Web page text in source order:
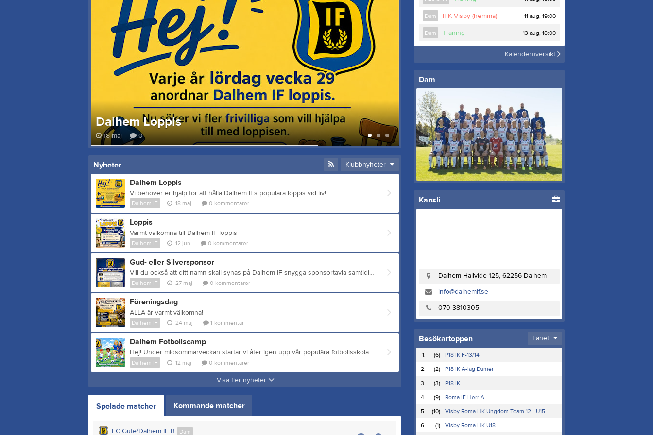
Dalhem Loppis
18 maj 0
Loppis
12 jun 0
Nyheter Klubbnyheter
Dalhem Loppis
Vi behöver er hjälp för att hålla Dalhem IFs populära loppis vid liv!
Dalhem IF 18 maj 0 kommentarer
Loppis
Varmt välkomna till Dalhem IF loppis
Dalhem IF 12 jun 0 kommentarer
Gud- eller Silversponsor
Vill du också att ditt namn skall synas på Dalhem IF snygga sponsortavla samtidigt som du gör en god gärning? Då skall du bli Guld- eller Silversponsor!
Dalhem IF 27 maj 0 kommentarer
Föreningsdag
ALLA är varmt välkomna!
Dalhem IF 24 maj 1 kommentar
Dalhem Fotbollscamp
Hej! Under midsommarveckan startar vi åter igen upp vår populära fotbollsskola detta år under Dalhem IFs egna regi Dalhems fotbollscamp. Under fyra eftermiddagar - måndag 15/6 t o m torsdag 18/6 kl 13:30-17:00 - får ditt barn träna fotboll och delta i andra roliga aktiviteter. Vi delar upp barnen i mindre grupper efter ålder. Fotbollscamp riktar sig till barn födda 2020-2013 Anmälningsavgiften för icke-medlemmar 700kr. Medlemmar betalar 600kr. Alla barn kommer att få en egen vattenflaska och tröja första dagen som sedan ska tas med varje dag. Barnen behöver ta med sig fotbollsskor, benskydd och kläder efter väder. I slutet av veckan får man en varsin boll och ett diplom. Vi erbjuder möjligheten att vi hämtar barn på fritids och förskola i Dalhem efter överenskommelse. Överenskomelsen gör antingen via telefon eller mejl. Varje åldersgrupp kommer att han sina egna ledare under veckan och det kommer att finnas minst två vuxna ledare på plats varje dag. Under eftermiddagen bjuder vi på mellanmål (mackor, dryck och frukt - glöm inte att ange i anmälan om ditt barn har allergier). Vi hoppas att vi ses på Fotbollscamp 2026! Välkommen! ANMÄLAN STÄNGER SÖNDAG 24/5! Anmälan fotbollscamp
Dalhem IF 12 maj 0 kommentarer
Visa fler nyheter
Spelade matcher Kommande matcher
Dam
FC Gute/Dalhem IF B
Dam IFK Visby (hemma) 11 aug, 19:00
Dam Träning 13 aug, 18:00
Kalenderöversikt
Dam
Truppen
Serier
Kansli
Dalhem Hallvide 125, 62256 Dalhem
info@dalhemif.se
070-3810305
Besökartoppen Länet
1. (6)
P18 IK F-13/14
2.
(2)
P18 IK A-lag Damer
3.
(3)
P18 IK
4.
(9)
Roma IF Herr A
5.
(10)
Visby Roma HK Ungdom Team 12 - U15
6.
(1) Visby Roma HK U18